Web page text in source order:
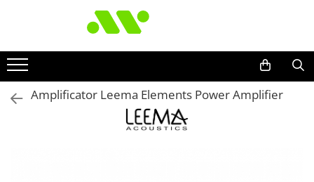
Amplificator Leema Elements Power Amplifier